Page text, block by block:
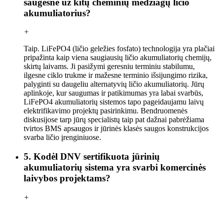
akumuliatorius?
+
Taip. LiFePO4 (ličio geležies fosfato) technologija yra plačiai
pripažinta kaip viena saugiausių ličio akumuliatorių chemijų,
skirtų laivams. Ji pasižymi geresniu terminiu stabilumu,
ilgesne ciklo trukme ir mažesne terminio išsijungimo rizika,
palyginti su daugeliu alternatyvių ličio akumuliatorių. Jūrų
aplinkoje, kur saugumas ir patikimumas yra labai svarbūs,
LiFePO4 akumuliatorių sistemos tapo pageidaujamu laivų
elektrifikavimo projektų pasirinkimu. Bendruomenės
diskusijose tarp jūrų specialistų taip pat dažnai pabrėžiama
tvirtos BMS apsaugos ir jūrinės klasės saugos konstrukcijos
svarba ličio įrenginiuose.
5. Kodėl DNV sertifikuota jūrinių
akumuliatorių sistema yra svarbi komercinės
laivybos projektams?
+